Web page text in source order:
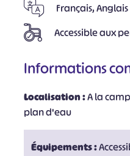
Français, Anglais
Accessible aux
Informations
Localisation :A la
plan d'eau
Équipements :